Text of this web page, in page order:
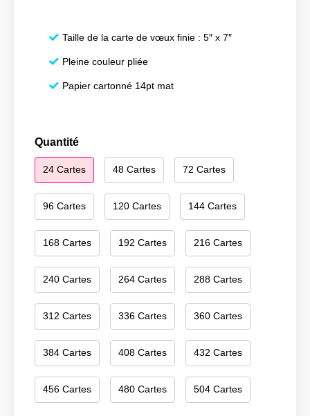
Taille de la carte de vœux finie : 5″ x 7″
Pleine couleur pliée
Papier cartonné 14pt mat
Quantité
24 Cartes 48 Cartes 72 Cartes
96 Cartes 120 Cartes 144 Cartes
168 Cartes 192 Cartes 216 Cartes
240 Cartes 264 Cartes 288 Cartes
312 Cartes 336 Cartes 360 Cartes
384 Cartes 408 Cartes 432 Cartes
456 Cartes 480 Cartes 504 Cartes
quantité
de
Happy
097